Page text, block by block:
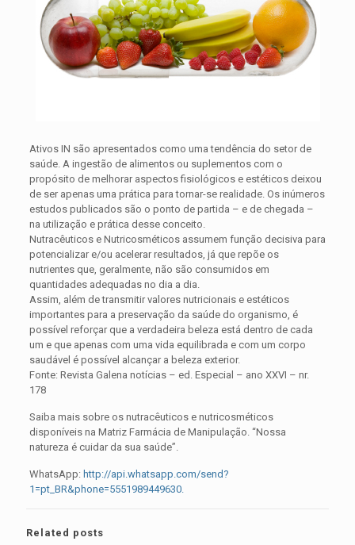
Ativos IN são apresentados como uma tendência do setor de
saúde. A ingestão de alimentos ou suplementos com o
propósito de melhorar aspectos fisiológicos e estéticos deixou
de ser apenas uma prática para tornar-se realidade. Os inúmeros
estudos publicados são o ponto de partida – e de chegada –
na utilização e prática desse conceito.
Nutracêuticos e Nutricosméticos assumem função decisiva para
potencializar e/ou acelerar resultados, já que repõe os
nutrientes que, geralmente, não são consumidos em
quantidades adequadas no dia a dia.
Assim, além de transmitir valores nutricionais e estéticos
importantes para a preservação da saúde do organismo, é
possível reforçar que a verdadeira beleza está dentro de cada
um e que apenas com uma vida equilibrada e com um corpo
saudável é possível alcançar a beleza exterior.
Fonte: Revista Galena notícias – ed. Especial – ano XXVI – nr.
178
Saiba mais sobre os nutracêuticos e nutricosméticos
disponíveis na Matriz Farmácia de Manipulação. “Nossa
natureza é cuidar da sua saúde”.
WhatsApp: http://api.whatsapp.com/send?
1=pt_BR&phone=5551989449630.
Related posts